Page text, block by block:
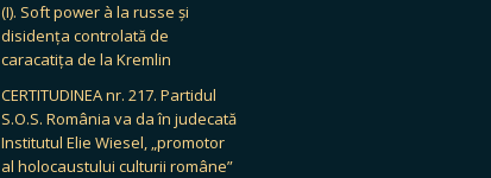
(I). Soft power à la russe și
disidența controlată de
caracatița de la Kremlin
CERTITUDINEA nr. 217. Partidul
S.O.S. România va da în judecată
Institutul Elie Wiesel, „promotor
al holocaustului culturii române”